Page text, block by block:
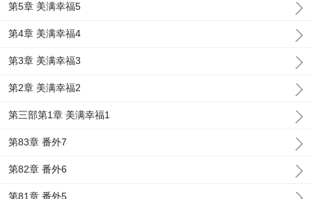
第5章 美满幸福5
第4章 美满幸福4
第3章 美满幸福3
第2章 美满幸福2
第三部第1章 美满幸福1
第83章 番外7
第82章 番外6
第81章 番外5